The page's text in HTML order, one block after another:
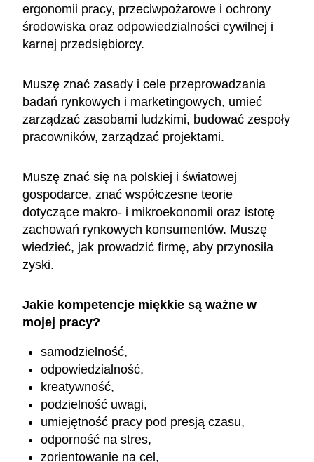
ergonomii pracy, przeciwpożarowe i ochrony
środowiska oraz odpowiedzialności cywilnej i
karnej przedsiębiorcy.
Muszę znać zasady i cele przeprowadzania
badań rynkowych i marketingowych, umieć
zarządzać zasobami ludzkimi, budować zespoły
pracowników, zarządzać projektami.
Muszę znać się na polskiej i światowej
gospodarce, znać współczesne teorie
dotyczące makro- i mikroekonomii oraz istotę
zachowań rynkowych konsumentów. Muszę
wiedzieć, jak prowadzić firmę, aby przynosiła
zyski.
Jakie kompetencje miękkie są ważne w
mojej pracy?
samodzielność,
odpowiedzialność,
kreatywność,
podzielność uwagi,
umiejętność pracy pod presją czasu,
odporność na stres,
zorientowanie na cel,